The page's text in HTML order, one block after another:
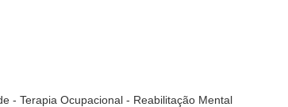
- Terapia Ocupacional - Reabilitação Mental